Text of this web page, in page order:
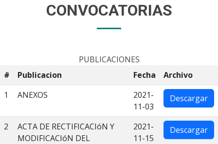
CONVOCATORIAS
PUBLICACIONES
#
Publicacion Fecha
Archivo
1
ANEXOS
2021-
11-03
Descargar
2
ACTA DE RECTIFICACIóN Y
MODIFICACIóN DEL
2021-
11-15
Descargar